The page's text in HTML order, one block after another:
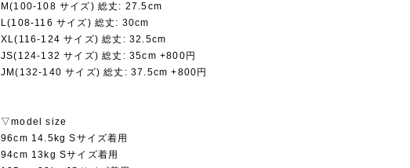
M(100-108 サイズ) 総丈: 27.5cm
L(108-116 サイズ) 総丈: 30cm
XL(116-124 サイズ) 総丈: 32.5cm
JS(124-132 サイズ) 総丈: 35cm +800円
JM(132-140 サイズ) 総丈: 37.5cm +800円
▽model size
96cm 14.5kg Sサイズ着用
94cm 13kg Sサイズ着用